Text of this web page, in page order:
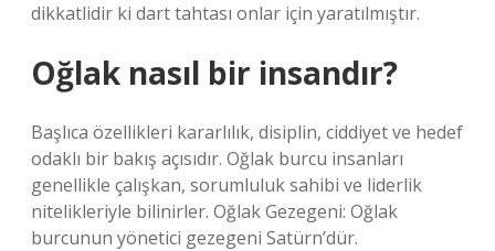
dikkatlidir ki dart tahtası onlar için yaratılmıştır.
Oğlak nasıl bir insandır?
Başlıca özellikleri kararlılık, disiplin, ciddiyet ve hedef
odaklı bir bakış açısıdır. Oğlak burcu insanları
genellikle çalışkan, sorumluluk sahibi ve liderlik
nitelikleriyle bilinirler. Oğlak Gezegeni: Oğlak
burcunun yönetici gezegeni Satürn’dür.